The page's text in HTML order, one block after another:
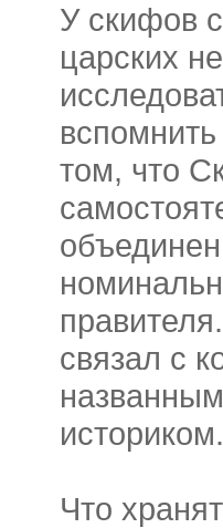
У скифов
царских
том, что
связал с
историком.
Что